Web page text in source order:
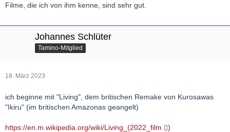
Filme, die ich von ihm kenne, sind sehr gut.
Johannes Schlüter
Tamino-Mitglied
18. März 2023
ich beginne mit "Living", dem britischen Remake von Kurosawas
"Ikiru" (im britischen Amazonas geangelt)
https://en.m.wikipedia.org/wiki/Living_(2022_film )